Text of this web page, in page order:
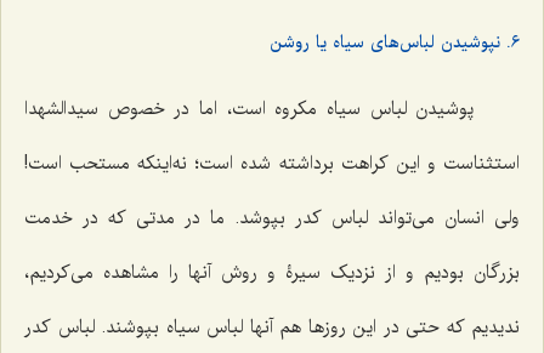
6. نپوشیدن لباس‌های سیاه یا روشن
پوشیدن لباس سیاه مکروه است، اما در خصوص سیدالشهدا
استثناست و این کراهت برداشته شده است؛ نه‌اینکه مستحب است!
ولی انسان می‌تواند لباس کدر بپوشد. ما در مدتی که در خدمت
بزرگان بودیم و از نزدیک سیرۀ و روش آنها را مشاهده می‌کردیم،
ندیدیم که حتی در این روزها هم آنها لباس سیاه بپوشند. لباس کدر